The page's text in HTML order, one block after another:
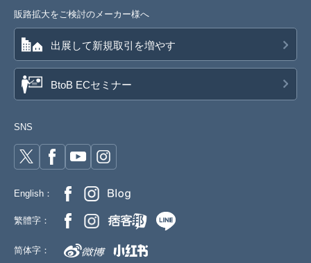
販路拡大をご検討のメーカー様へ
出展して新規取引を増やす
BtoB ECセミナー
SNS
English：
繁體字：
简体字：